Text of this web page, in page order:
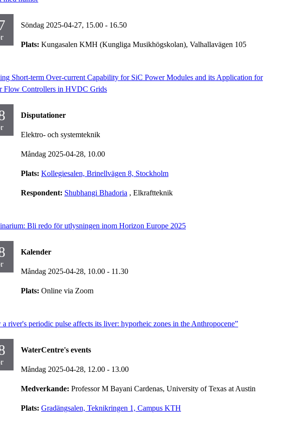
Söndag 2025-04-27, 15.00 - 16.50
Plats: Kungasalen KMH (Kungliga Musikhögskolan), Valhallavägen 105
Short-term Over-current Capability for SiC Power Modules and its Application for
Flow Controllers in HVDC Grids
Disputationer
Elektro- och systemteknik
Måndag 2025-04-28, 10.00
Plats: Kollegiesalen, Brinellvägen 8, Stockholm
Respondent: Shubhangi Bhadoria , Elkraftteknik
Bli redo för utlysningen inom Horizon Europe 2025
Kalender
Måndag 2025-04-28, 10.00 - 11.30
Plats: Online via Zoom
a river's periodic pulse affects its liver: hyporheic zones in the Anthropocene”
WaterCentre's events
Måndag 2025-04-28, 12.00 - 13.00
Medverkande: Professor M Bayani Cardenas, University of Texas at Austin
Plats: Gradängsalen, Teknikringen 1, Campus KTH